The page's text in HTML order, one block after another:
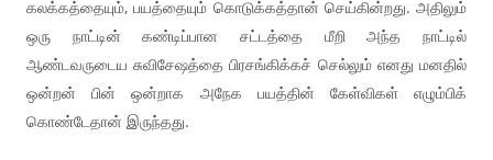
கலக்கத்தையும், பயத்தையும் கொடுக்கத்தான் செய்கின்றது. அதிலும்
ஒரு நாட்டின் கண்டிப்பான சட்டத்தை மீறி அந்த நாட்டில்
ஆண்டவருடைய சுவிசேஷத்தை பிரசங்கிக்கச் செல்லும் எனது மனதில்
ஒன்றன் பின் ஒன்றாக அநேக பயத்தின் கேள்விகள் எழும்பிக்
கொண்டேதான் இருந்தது.